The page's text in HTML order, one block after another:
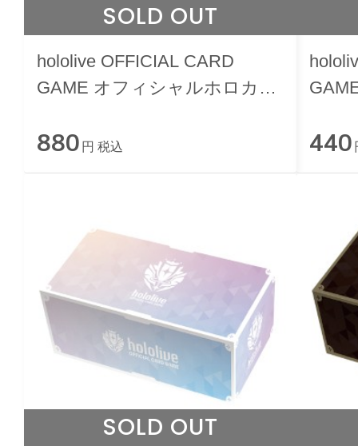
SOLD OUT
hololive OFFICIAL CARD
GAME オフィシャルホロカケ
880 円 税込 440
SOLD OUT